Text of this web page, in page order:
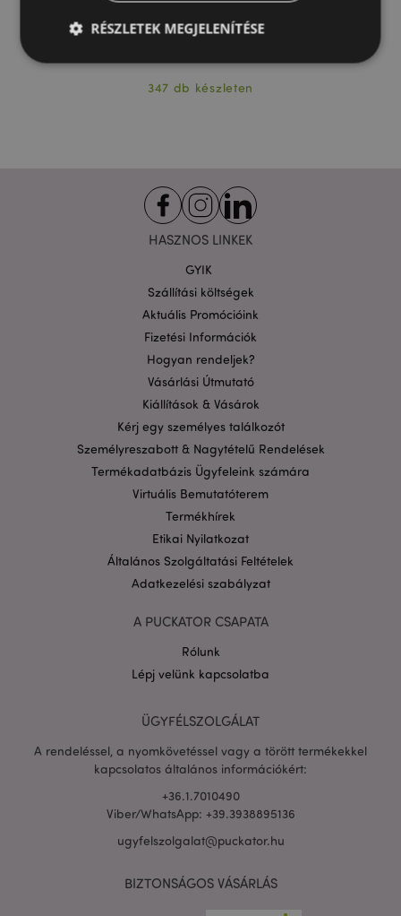
347 db készleten
HASZNOS LINKEK
GYIK
Szállítási költségek
Aktuális Promócióink
Fizetési Információk
Hogyan rendeljek?
Vásárlási Útmutató
Kiállítások & Vásárok
Kérj egy személyes találkozót
Személyreszabott & Nagytételű Rendelések
Termékadatbázis Ügyfeleink számára
Virtuális Bemutatóterem
Termékhírek
Etikai Nyilatkozat
Általános Szolgáltatási Feltételek
Adatkezelési szabályzat
A PUCKATOR CSAPATA
Rólunk
Lépj velünk kapcsolatba
ÜGYFÉLSZOLGÁLAT
A rendeléssel, a nyomkövetéssel vagy a törött termékekkel
kapcsolatos általános információkért:
+36.1.7010490
Viber/WhatsApp: +39.3938895136
ugyfelszolgalat@puckator.hu
BIZTONSÁGOS VÁSÁRLÁS
RÉSZLETEK MEGJELENÍTÉSE
például a felhasználói bejelentkezést és a
fiókkezelést. A weboldal nem használható
megfelelően a feltétlenül szükséges sütik nélkül.
PHPSESSID
PHP.net
X-Magento-Vary
Adobe Inc.
adatvédelmi szabályzatát